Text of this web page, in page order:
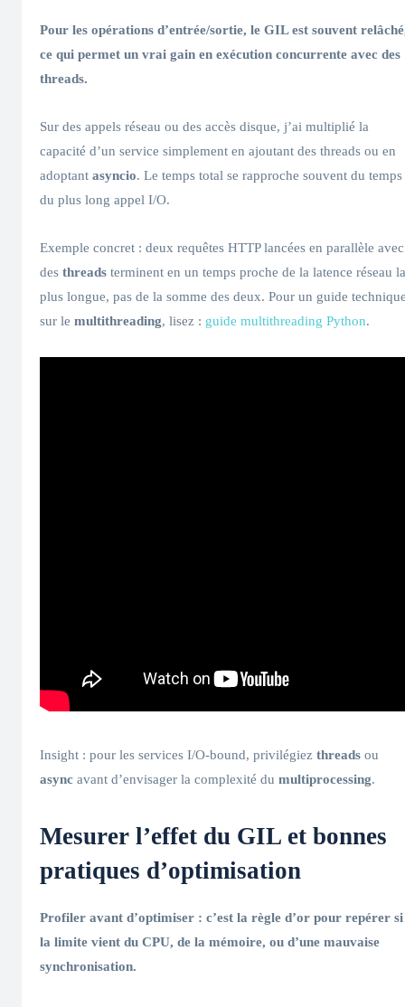
Pour les opérations d’entrée/sortie, le GILest souvent
ce qui permet un vrai gain en exécution concurrente avec des
threads.
Sur des appels réseau ou des accès disque, j’ai multiplié la
capacité d’un service simplement en ajoutant des threads ou en
adoptant asyncio. Le temps total se rapproche souvent du temps
du plus long appel I/O.
Exemple concret : deux requêtes HTTP lancées en parallèle avec
des threads terminent en un temps proche de la latence réseau la
plus longue, pas de la somme des deux. Pour un guide
sur le multithreading, lisez : guide multithreading Python.
Insight : pour les services I/O-bound, privilégiez threads ou
async avant d’envisager la complexité du multiprocessing.
Mesurer l’effet du GIL et bonnes
pratiques d’optimisation
Profiler avant d’optimiser : c’est la règle d’or pour repérer si
la limite vient du CPU, de la mémoire, ou d’une mauvaise
synchronisation.